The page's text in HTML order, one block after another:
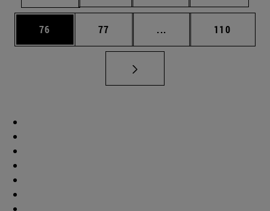
Página
76 Página
77 ... Páginas intermedias
Página
110